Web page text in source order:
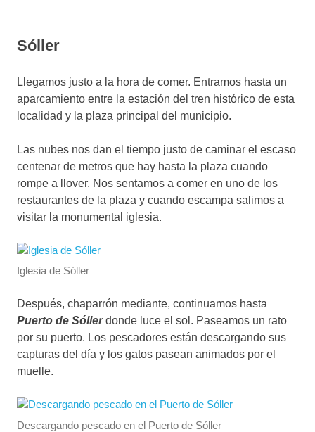
Sóller
Llegamos justo a la hora de comer. Entramos hasta un
aparcamiento entre la estación del tren histórico de esta
localidad y la plaza principal del municipio.
Las nubes nos dan el tiempo justo de caminar el escaso
centenar de metros que hay hasta la plaza cuando
rompe a llover. Nos sentamos a comer en uno de los
restaurantes de la plaza y cuando escampa salimos a
visitar la monumental iglesia.
Iglesia de Sóller
Después, chaparrón mediante, continuamos hasta
Puerto de Sóllerdonde luce el sol. Paseamos un rato
por su puerto. Los pescadores están descargando sus
capturas del día y los gatos pasean animados por el
muelle.
Descargando pescado en el Puerto de Sóller